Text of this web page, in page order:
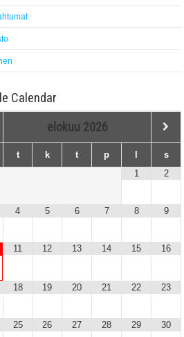
Calendar
elokuu 2026
t k t p
s
1
2
4 5 6 7 8 9
11 12 13 14 15 16
18 19 20 21 22 23
25 26 27 28 29 30